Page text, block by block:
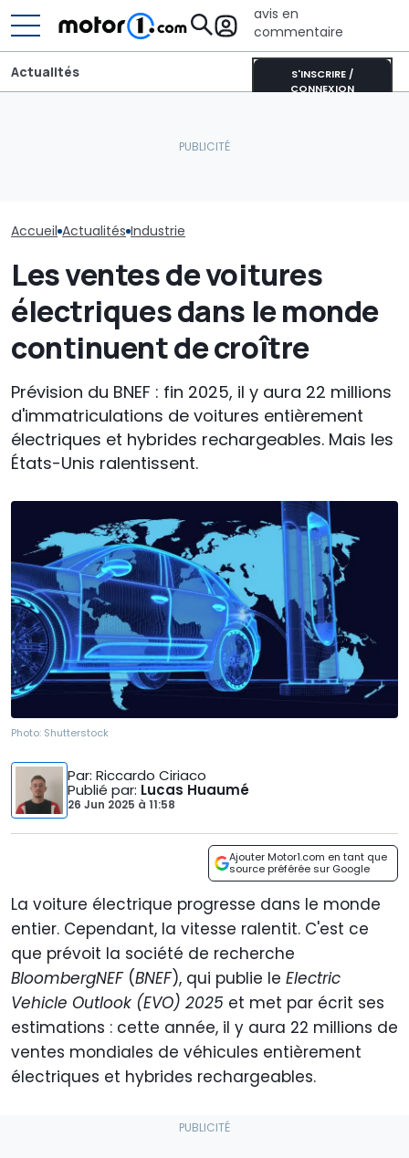
avis en
commentaire
S'INSCRIRE /
CONNEXION
Actualités
Accueil Actualités Industrie
Les ventes de voitures
électriques dans le monde
continuent de croître
Prévision du BNEF : fin 2025, il y aura 22 millions
d'immatriculations de voitures entièrement
électriques et hybrides rechargeables. Mais les
États-Unis ralentissent.
Photo: Shutterstock
Par: Riccardo Ciriaco
Publié par: Lucas Huaumé
26 Jun 2025 à 11:58
Ajouter Motor1.com en tant que
source préférée sur Google
La voiture électrique progresse dans le monde
entier. Cependant, la vitesse ralentit. C'est ce
que prévoit la société de recherche
BloombergNEF(BNEF), qui publie le Electric
Vehicle Outlook (EVO) 2025 et met par écrit ses
estimations : cette année, il y aura 22 millions de
ventes mondiales de véhicules entièrement
électriques et hybrides rechargeables.